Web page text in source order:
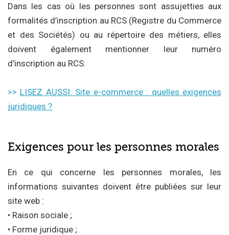
Dans les cas où les personnes sont assujetties aux
formalités d’inscription au RCS (Registre du Commerce
et des Sociétés) ou au répertoire des métiers, elles
doivent également mentionner leur numéro
d’inscription au RCS.
>> LISEZ AUSSI: Site e-commerce : quelles exigences
juridiques ?
Exigences pour les personnes morales
En ce qui concerne les personnes morales, les
informations suivantes doivent être publiées sur leur
site web :
• Raison sociale ;
• Forme juridique ;